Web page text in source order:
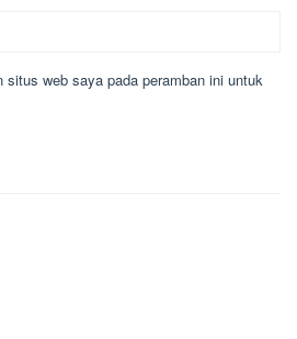
situs web saya pada peramban ini untuk